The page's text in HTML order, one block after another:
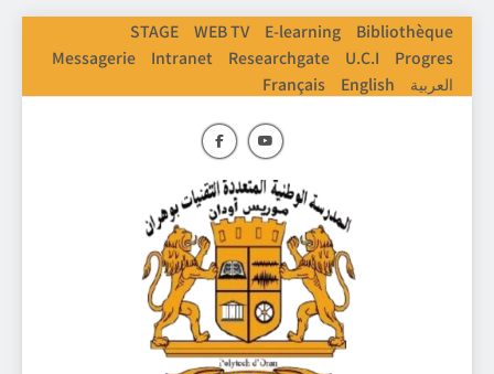
STAGE WEB TV E-learning
Bibliothèque
Messagerie
Intranet Researchgate U.C.I
Progres
Français
English العربية